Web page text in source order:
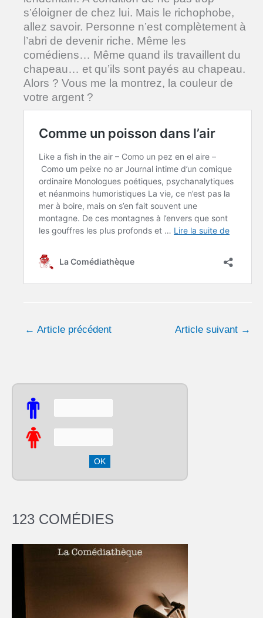
s’éloigner de chez lui. Mais le richophobe,
allez savoir. Personne n’est complètement à
l’abri de devenir riche. Même les
comédiens… Même quand ils travaillent du
chapeau… et qu’ils sont payés au chapeau.
Alors ? Vous me la montrez, la couleur de
votre argent ?
← Article précédent Article suivant →
123 COMÉDIES